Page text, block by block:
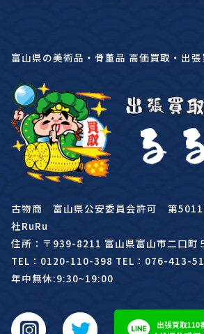
富山県の美術品・骨董品 高価買取・出張
古物商 富山県公安委員会許可 第
社RuRu
住所：〒939-8211 富山県富山市二口町
TEL：0120-110-398 TEL：076-413-
年中無休:9:30~19:00